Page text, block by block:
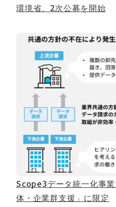
環境省、2次公募を開始
Scope3データ統一化事
体・企業群支援」に限定